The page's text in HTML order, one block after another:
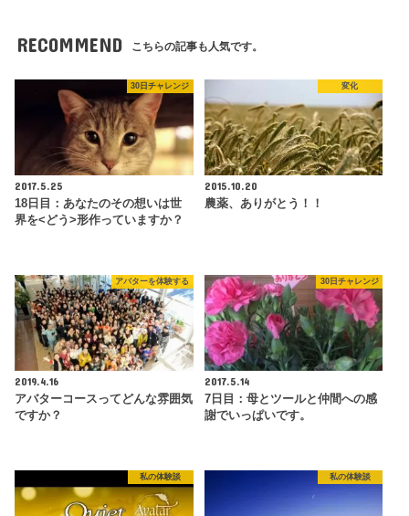
RECOMMEND こちらの記事も人気です。
30日チャレンジ
2017.5.25
18日目：あなたのその想いは世
界を<どう>形作っていますか？
変化
2015.10.20
農薬、ありがとう！！
アバターを体験する
2019.4.16
アバターコースってどんな雰囲気
ですか？
30日チャレンジ
2017.5.14
7日目：母とツールと仲間への感
謝でいっぱいです。
私の体験談 私の体験談